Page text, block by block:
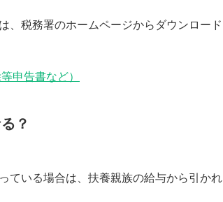
、税務署のホームページからダウンロード
申告書など）
？
ている場合は、扶養親族の給与から引かれ